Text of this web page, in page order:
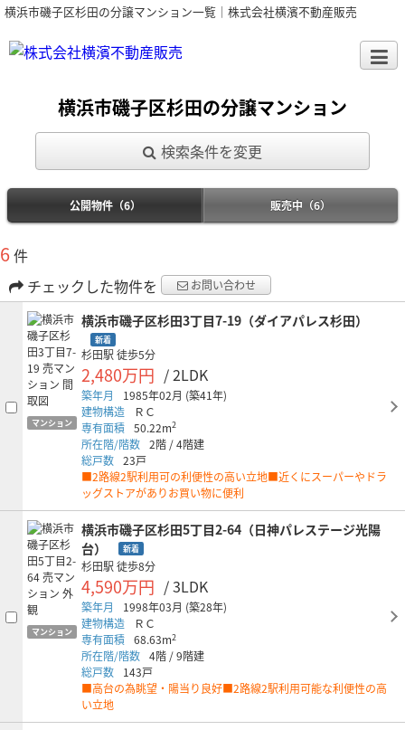
横浜市磯子区杉田の分譲マンション一覧｜株式会社横濱不動産販売
横浜市磯子区杉田の分譲マンション
検索条件を変更
公開物件（6） 販売中（6）
6件
チェックした物件を
お問い合わせ
マンション
横浜市磯子区杉田3丁目7-19（ダイアパレス杉田）
新着
杉田駅 徒歩5分
2,480万円 / 2LDK
築年月 1985年02月 (築41年)
建物構造
ＲＣ
専有面積 50.22m2
所在階/階数 2階 /4階建
総戸数 23戸
■2路線2駅利用可の利便性の高い立地■近くにスーパーやドラ
ッグストアがありお買い物に便利
マンション
横浜市磯子区杉田5丁目2-64（日神パレステージ光陽
台）
新着
杉田駅 徒歩8分
4,590万円 / 3LDK
築年月 1998年03月 (築28年)
建物構造
ＲＣ
専有面積 68.63m2
所在階/階数 4階 /9階建
総戸数
143戸
■高台の為眺望・陽当り良好■2路線2駅利用可能な利便性の高
い立地